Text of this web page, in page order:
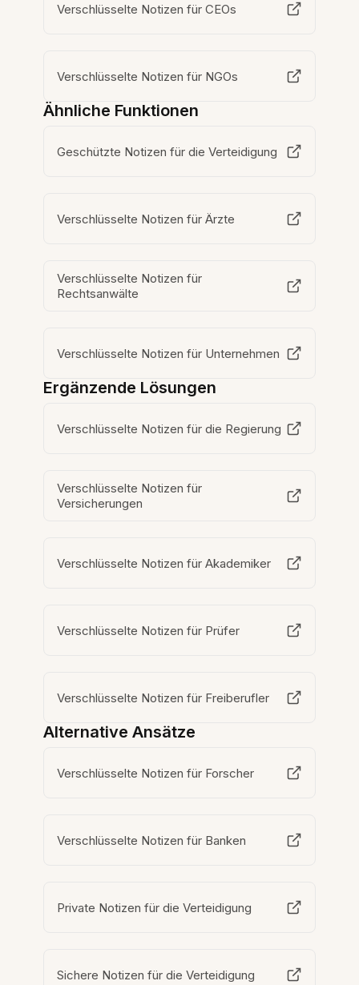
Verschlüsselte Notizen für CEOs
Verschlüsselte Notizen für NGOs
Ähnliche Funktionen
Geschützte Notizen für die Verteidigung
Verschlüsselte Notizen für Ärzte
Verschlüsselte Notizen für
Rechtsanwälte
Verschlüsselte Notizen für Unternehmen
Ergänzende Lösungen
Verschlüsselte Notizen für die Regierung
Verschlüsselte Notizen für
Versicherungen
Verschlüsselte Notizen für Akademiker
Verschlüsselte Notizen für Prüfer
Verschlüsselte Notizen für Freiberufler
Alternative Ansätze
Verschlüsselte Notizen für Forscher
Verschlüsselte Notizen für Banken
Private Notizen für die Verteidigung
Sichere Notizen für die Verteidigung